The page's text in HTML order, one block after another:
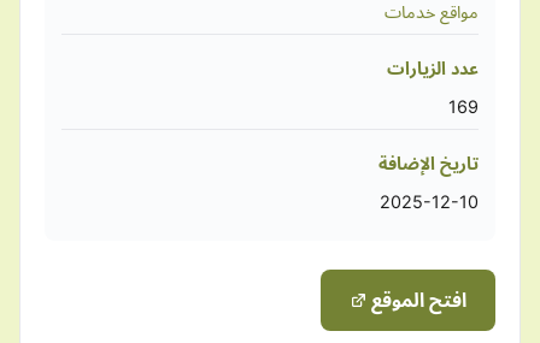
مواقع خدمات
عدد الزيارات
169
تاريخ الإضافة
2025-12-10
افتح الموقع